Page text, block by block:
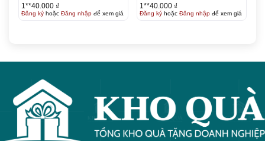
1**40.000 ₫
Đăng kýhoặc Đăng nhậpđể xem giá
1**40.000 ₫
Đăng kýhoặc Đăng nhậpđể xem giá